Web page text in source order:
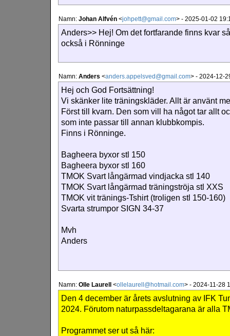
Namn: Johan Alfvén <johpett@gmail.com> - 2025-01-02
Anders>> Hej! Om det fortfarande finns kvar
också i Rönninge
Namn: Anders <anders.appelsved@gmail.com> - 2024-12-
Hej och God Fortsättning!
Vi skänker lite träningskläder. Allt är använt
Först till kvarn. Den som vill ha något tar allt
som inte passar till annan klubbkompis.
Finns i Rönninge.
Bagheera byxor stl 150
Bagheera byxor stl 160
TMOK Svart långärmad vindjacka stl 140
TMOK Svart långärmad träningströja stl XXS
TMOK vit tränings-Tshirt (troligen stl 150-160)
Svarta strumpor SIGN 34-37
Mvh
Anders
Namn: Olle Laurell <ollelaurell@hotmail.com> - 2024-11-28
Den 4 december är årets avslutning av IFK
2024. Förutom naturpassdeltagarana är alla
Programmet ser ut så här: